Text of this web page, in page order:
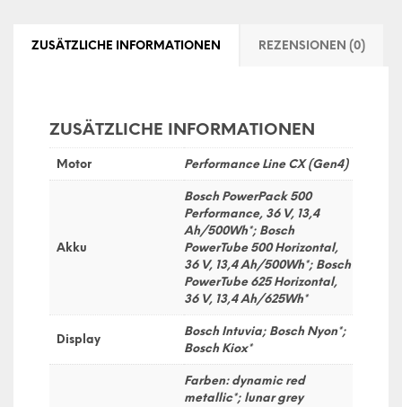
ZUSÄTZLICHE INFORMATIONEN REZENSIONEN (0)
ZUSÄTZLICHE INFORMATIONEN
Motor Performance Line CX (Gen4)
Akku
Bosch PowerPack 500
Performance, 36 V, 13,4
Ah/500Wh*; Bosch
PowerTube 500 Horizontal,
36 V, 13,4 Ah/500Wh*; Bosch
PowerTube 625 Horizontal,
36 V, 13,4 Ah/625Wh*
Display
Bosch Intuvia; Bosch Nyon*;
Bosch Kiox*
Farben: dynamic red
metallic*; lunar grey